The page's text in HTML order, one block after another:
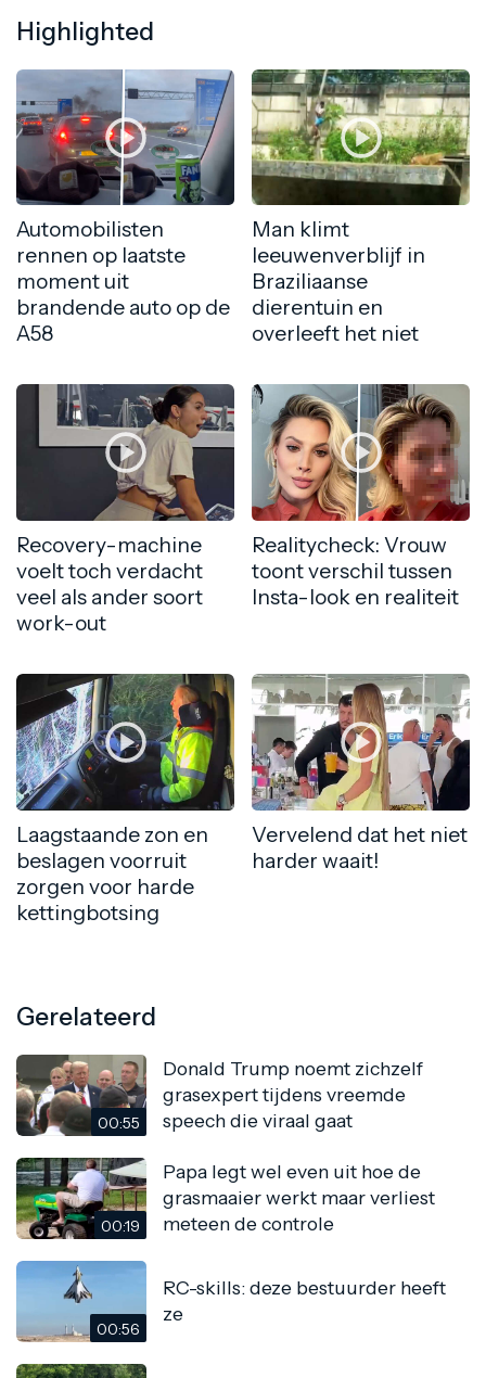
Highlighted
Automobilisten
rennen op laatste
moment uit
brandende auto op de
A58
Man klimt
leeuwenverblijf in
Braziliaanse
dierentuin en
overleeft het niet
Recovery-machine
voelt toch verdacht
veel als ander soort
work-out
Realitycheck: Vrouw
toont verschil tussen
Insta-look en realiteit
Laagstaande zon en
beslagen voorruit
zorgen voor harde
kettingbotsing
Vervelend dat het niet
harder waait!
Gerelateerd
00:55
Donald Trump noemt zichzelf
grasexpert tijdens vreemde
speech die viraal gaat
00:19
Papa legt wel even uit hoe de
grasmaaier werkt maar verliest
meteen de controle
00:56
RC-skills: deze bestuurder heeft
ze